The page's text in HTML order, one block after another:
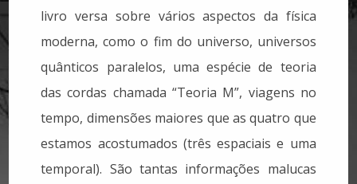
livro versa sobre vários aspectos da física
moderna, como o fim do universo, universos
quânticos paralelos, uma espécie de teoria
das cordas chamada “Teoria M”, viagens no
tempo, dimensões maiores que as quatro que
estamos acostumados (três espaciais e uma
temporal). São tantas informações malucas